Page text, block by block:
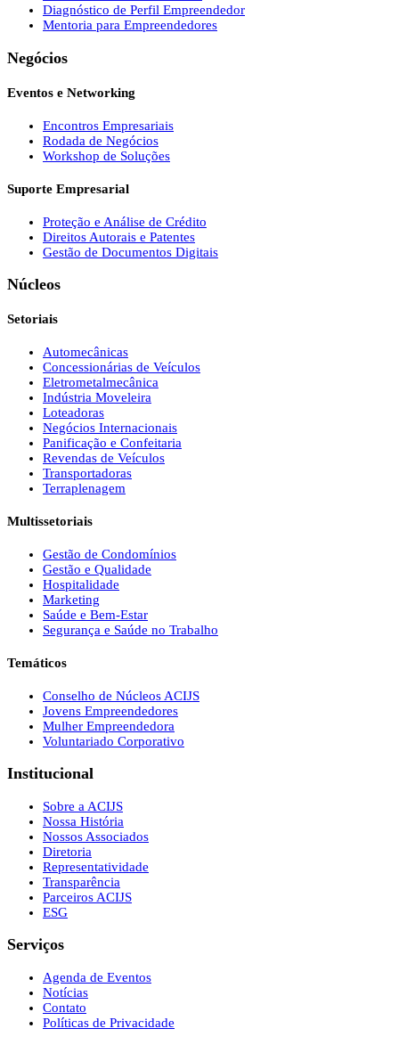
Diagnóstico de Perfil Empreendedor
Mentoria para Empreendedores
Negócios
Eventos e Networking
Encontros Empresariais
Rodada de Negócios
Workshop de Soluções
Suporte Empresarial
Proteção e Análise de Crédito
Direitos Autorais e Patentes
Gestão de Documentos Digitais
Núcleos
Setoriais
Automecânicas
Concessionárias de Veículos
Eletrometalmecânica
Indústria Moveleira
Loteadoras
Negócios Internacionais
Panificação e Confeitaria
Revendas de Veículos
Transportadoras
Terraplenagem
Multissetoriais
Gestão de Condomínios
Gestão e Qualidade
Hospitalidade
Marketing
Saúde e Bem-Estar
Segurança e Saúde no Trabalho
Temáticos
Conselho de Núcleos ACIJS
Jovens Empreendedores
Mulher Empreendedora
Voluntariado Corporativo
Institucional
Sobre a ACIJS
Nossa História
Nossos Associados
Diretoria
Representatividade
Transparência
Parceiros ACIJS
ESG
Serviços
Agenda de Eventos
Notícias
Contato
Políticas de Privacidade